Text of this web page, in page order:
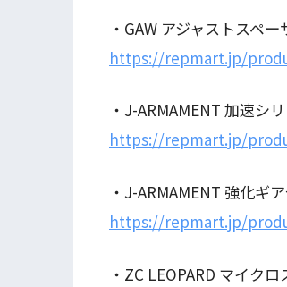
・GAW アジャストスペ
https://repmart.jp/
・J-ARMAMENT 加速
https://repmart.jp/
・J-ARMAMENT 強化
https://repmart.jp/
・ZC LEOPARD マイク